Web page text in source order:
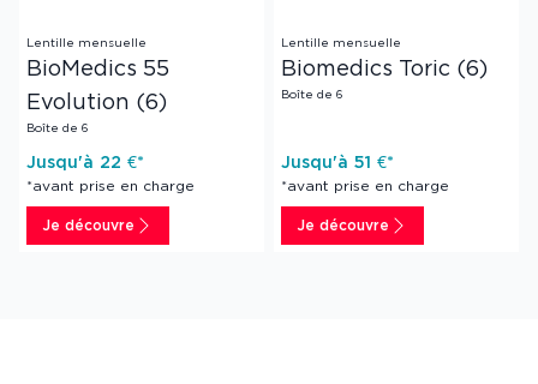
Lentille mensuelle
BioMedics 55
Evolution (6)
Boîte de 6
Jusqu'à 22 €*
*avant prise en charge
Je découvre
Lentille mensuelle
Biomedics Toric (6)
Boîte de 6
Jusqu'à 51 €*
*avant prise en charge
Je découvre